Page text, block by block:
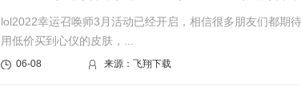
lol2022幸运召唤师3月活动已经开启，相信很多朋友们都期
用低价买到心仪的皮肤，...
06-08 来源：飞翔下载